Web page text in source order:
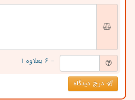
= ۶ بعلاوه ۱
درج دیدگاه